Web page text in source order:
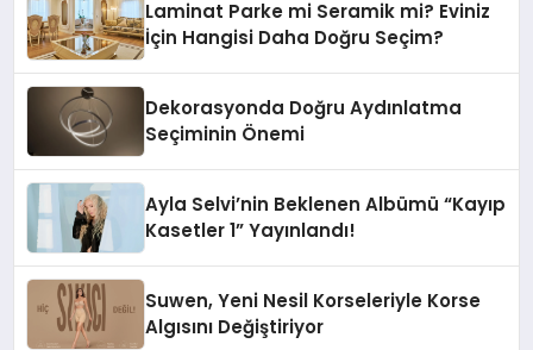
Laminat Parke mi Seramik mi? Eviniz
İçin Hangisi Daha Doğru Seçim?
Dekorasyonda Doğru Aydınlatma
Seçiminin Önemi
Ayla Selvi’nin Beklenen Albümü “Kayıp
Kasetler 1” Yayınlandı!
Suwen, Yeni Nesil Korseleriyle Korse
Algısını Değiştiriyor